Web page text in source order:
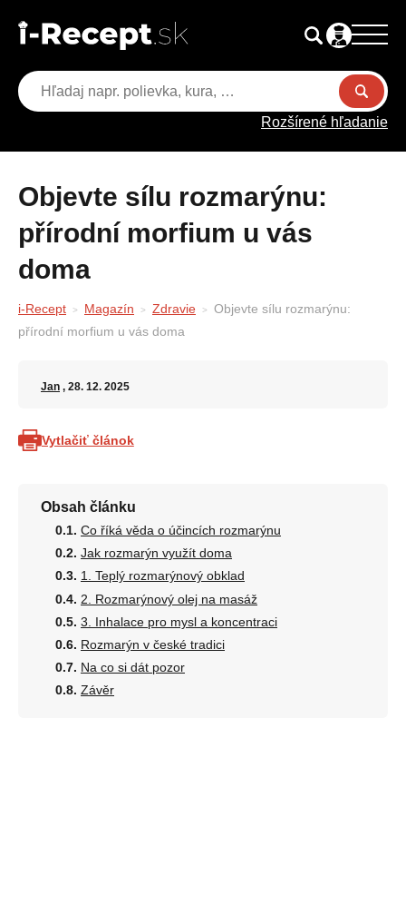
Rozšírené hľadanie
Objevte sílu rozmarýnu:
přírodní morfium u vás
doma
i-Recept Magazín Zdravie
Objevte sílu rozmarýnu:
přírodní morfium u vás doma
Jan , 28. 12. 2025
Vytlačiť článok
Obsah článku
Co říká věda o účincích rozmarýnu
Jak rozmarýn využít doma
1. Teplý rozmarýnový obklad
2. Rozmarýnový olej na masáž
3. Inhalace pro mysl a koncentraci
Rozmarýn v české tradici
Na co si dát pozor
Závěr